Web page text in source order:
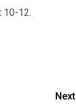
10-12.
Next